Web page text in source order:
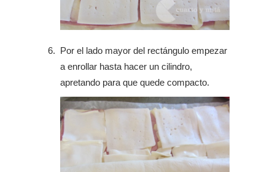
Por el lado mayor del rectángulo empezar
a enrollar hasta hacer un cilindro,
apretando para que quede compacto.